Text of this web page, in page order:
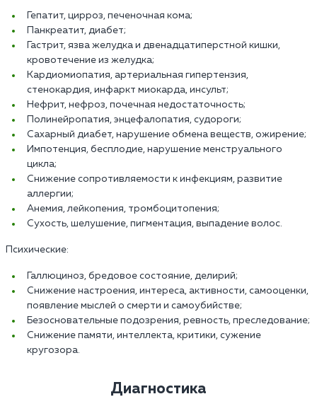
Гепатит, цирроз, печеночная кома;
Панкреатит, диабет;
Гастрит, язва желудка и двенадцатиперстной кишки,
кровотечение из желудка;
Кардиомиопатия, артериальная гипертензия,
стенокардия, инфаркт миокарда, инсульт;
Нефрит, нефроз, почечная недостаточность;
Полинейропатия, энцефалопатия, судороги;
Сахарный диабет, нарушение обмена веществ, ожирение;
Импотенция, бесплодие, нарушение менструального
цикла;
Снижение сопротивляемости к инфекциям, развитие
аллергии;
Анемия, лейкопения, тромбоцитопения;
Сухость, шелушение, пигментация, выпадение волос.
Психические:
Галлюциноз, бредовое состояние, делирий;
Снижение настроения, интереса, активности, самооценки,
появление мыслей о смерти и самоубийстве;
Безосновательные подозрения, ревность, преследование;
Снижение памяти, интеллекта, критики, сужение
кругозора.
Диагностика